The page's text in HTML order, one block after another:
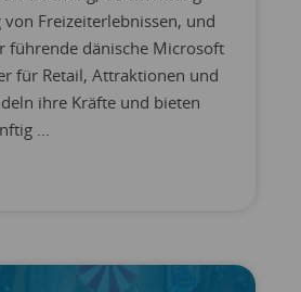
Freizeiterlebnissen, und
führende dänische Microsoft
für Retail, Attraktionen und
ihre Kräfte und bieten
...